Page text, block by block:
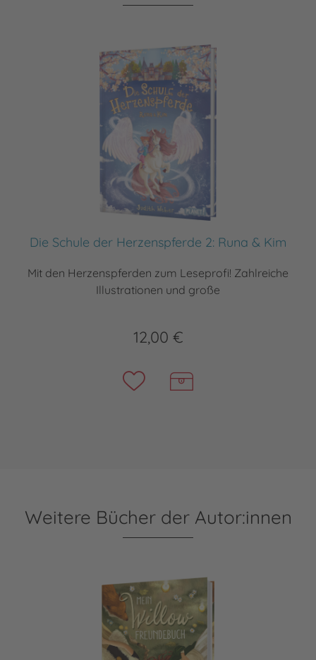
Die Schule der Herzenspferde 2: Runa & Kim
Mit den Herzenspferden zum Leseprofi! Zahlreiche
Illustrationen und große
12,00 €
Weitere Bücher der Autor:innen